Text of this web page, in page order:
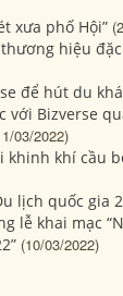
xưa phố Hội”
hiệu đặc
để hút du
với Bizverse
03/2022)
khinh khí cầu
lịch quốc gia
lễ khai mạc
(10/03/2022)